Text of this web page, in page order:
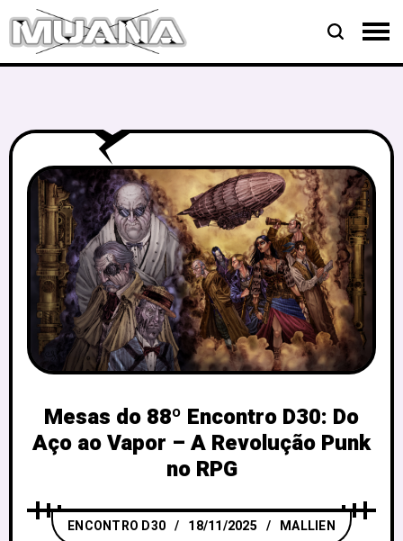
Mesas do 88º Encontro D30: Do
Aço ao Vapor – A Revolução Punk
no RPG
ENCONTRO D30 18/11/2025 MALLIEN